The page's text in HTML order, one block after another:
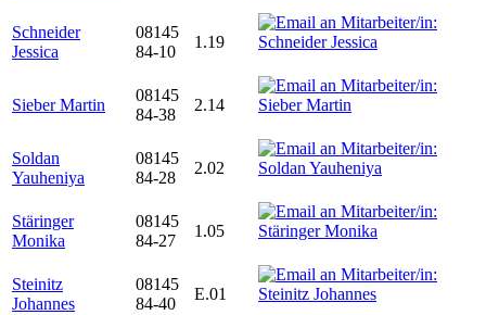
Schneider
Jessica
08145
84-10
1.19
Sieber Martin
08145
84-38
2.14
Soldan
Yauheniya
08145
84-28
2.02
Stäringer
Monika
08145
84-27
1.05
Steinitz
Johannes
08145
84-40
E.01